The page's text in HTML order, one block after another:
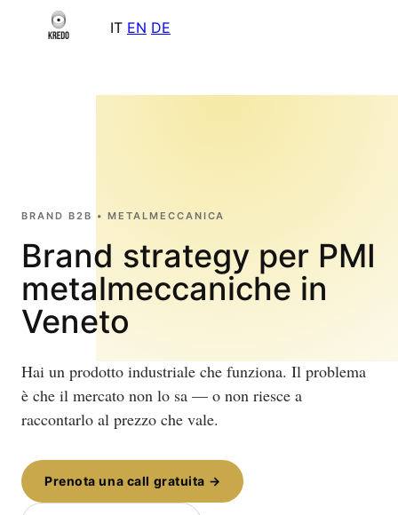
IT EN DE
BRAND B2B • METALMECCANICA
Brand strategy per PMI
metalmeccaniche in
Veneto
Hai un prodotto industriale che funziona. Il problema
è che il mercato non lo sa — o non riesce a
raccontarlo al prezzo che vale.
Prenota una call gratuita →